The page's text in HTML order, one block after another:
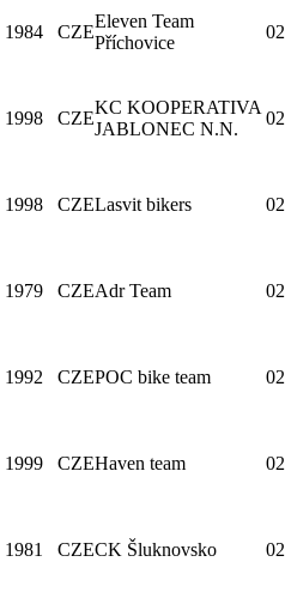
1984 CZE
Eleven Team
Příchovice
1998 CZE
KC KOOPERATIVA
JABLONEC N.N.
1998 CZELasvit bikers
1979 CZEAdr Team
1992 CZEPOC bike team
1999 CZEHaven team
1981 CZECK Šluknovsko